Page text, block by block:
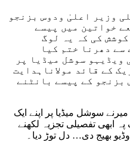
وزیر اعلیٰ ودوس بزنجو
خواتین میں پیسے
کی کہ یہ لوگ
سے دھرنا ختم کیا
بانٹنے کی ویڈیہو سوشل میڈیا پر
کے قائد مولاناہدایت
بزنجو کے پیسے بانٹنے
سوشل میڈیا پر اپنے ایک
ابھی تفصیلی تجزیہ لکھنے
بھیج دی… دل توڑ دیا۔